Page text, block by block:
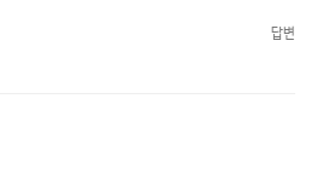
답변